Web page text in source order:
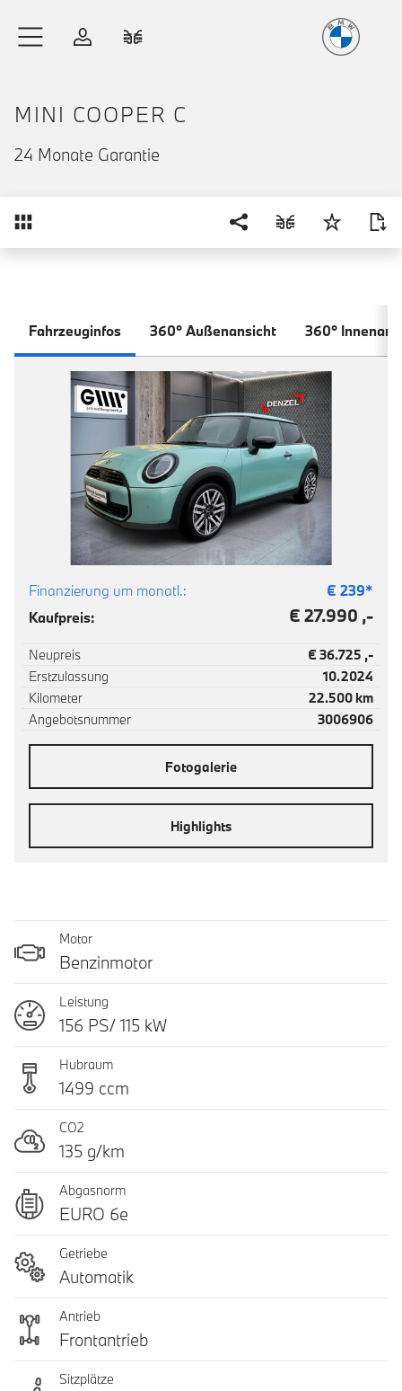
Anmelden
MINI COOPER C
24 Monate Garantie
Fahrzeuginfos 360° Außenansicht 360°
Finanzierung um monatl.: € 239*
Kaufpreis:
€ 27.990 ,-
Neupreis
€ 36.725 ,-
Erstzulassung
10.2024
Kilometer
22.500 km
Angebotsnummer
3006906
Fotogalerie
Highlights
Motor
Benzinmotor
Leistung
156 PS/ 115 kW
Hubraum
1499 ccm
CO2
135 g/km
Abgasnorm
EURO 6e
Getriebe
Automatik
Antrieb
Frontantrieb
Sitzplätze